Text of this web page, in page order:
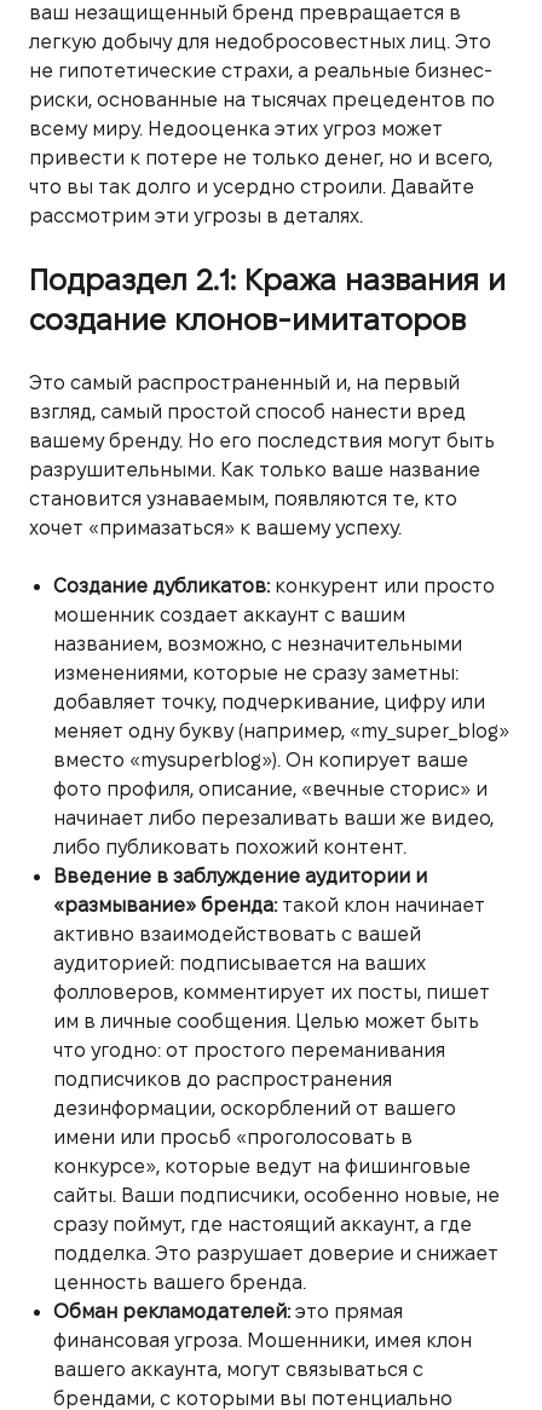
ваш незащищенный бренд превращается в
легкую добычу для недобросовестных лиц. Это
не гипотетические страхи, а реальные бизнес-
риски, основанные на тысячах прецедентов по
всему миру. Недооценка этих угроз может
привести к потере не только денег, но и всего,
что вы так долго и усердно строили. Давайте
рассмотрим эти угрозы в деталях.
Подраздел 2.1: Кража названия и
создание клонов-имитаторов
Это самый распространенный и, на первый
взгляд, самый простой способ нанести вред
вашему бренду. Но его последствия могут быть
разрушительными. Как только ваше название
становится узнаваемым, появляются те, кто
хочет «примазаться» к вашему успеху.
Создание дубликатов:конкурент или просто
мошенник создает аккаунт с вашим
названием, возможно, с незначительными
изменениями, которые не сразу заметны:
добавляет точку, подчеркивание, цифру или
меняет одну букву (например, «my_super_blog»
вместо «mysuperblog»). Он копирует ваше
фото профиля, описание, «вечные сторис» и
начинает либо перезаливать ваши же видео,
либо публиковать похожий контент.
Введение в заблуждение аудитории и
«размывание» бренда:такой клон начинает
активно взаимодействовать с вашей
аудиторией: подписывается на ваших
фолловеров, комментирует их посты, пишет
им в личные сообщения. Целью может быть
что угодно: от простого переманивания
подписчиков до распространения
дезинформации, оскорблений от вашего
имени или просьб «проголосовать в
конкурсе», которые ведут на фишинговые
сайты. Ваши подписчики, особенно новые, не
сразу поймут, где настоящий аккаунт, а где
подделка. Это разрушает доверие и снижает
ценность вашего бренда.
Обман рекламодателей:это прямая
финансовая угроза. Мошенники, имея клон
вашего аккаунта, могут связываться с
брендами, с которыми вы потенциально